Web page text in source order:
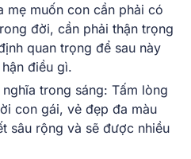
mẹ muốn con cần phải có
đời, cần phải thận trọng
quan trọng để sau này
điều gì.
nghĩa trong sáng: Tấm lòng
con gái, vẻ đẹp đa màu
sâu rộng và sẽ được nhiều